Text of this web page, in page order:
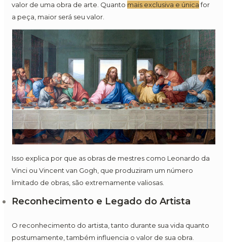
valor de uma obra de arte. Quanto mais exclusiva e únicafor
a peça, maior será seu valor.
Isso explica por que as obras de mestres como Leonardo da
Vinci ou Vincent van Gogh, que produziram um número
limitado de obras, são extremamente valiosas.
Reconhecimento e Legado do Artista
O reconhecimento do artista, tanto durante sua vida quanto
postumamente, também influencia o valor de sua obra.